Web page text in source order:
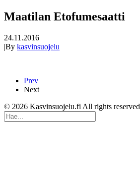
Maatilan Etofumesaatti
24.11.2016
|By kasvinsuojelu
Prev
Next
© 2026 Kasvinsuojelu.fi All rights reserved